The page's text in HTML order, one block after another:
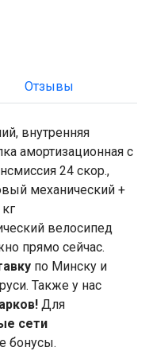
Отзывы
внутренняя
амортизационная с
24 скор.,
механический +
велосипед
прямо сейчас.
по Минску и
Также у нас
Для
сети
бонусы.